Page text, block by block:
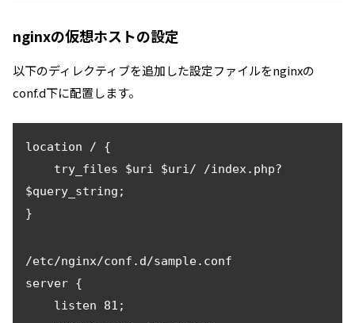
nginxの仮想ホストの設定
以下のディレクティブを追加した設定ファイルをnginxの
conf.d下に配置します。
location / {
$query_string;
}
/etc/nginx/conf.d/sample.conf
server {